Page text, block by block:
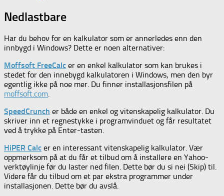
Nedlastbare
Har du behov for en kalkulator som er annerledes enn den
innbygd i Windows? Dette er noen alternativer:
Moffsoft FreeCalc er en enkel kalkulator som kan brukes i
stedet for den innebygd kalkulatoren i Windows, men den byr
egentlig ikke på noe mer. Du finner installasjonsfilen på
moffsoft.com.
SpeedCrunch er både en enkel og vitenskapelig kalkulator. Du
skriver inn et regnestykke i programvinduet og får resultatet
ved å trykke på Enter-tasten.
HiPER Calc er en interessant vitenskapelig kalkulator. Vær
oppmerksom på at du får et tilbud om å installere en Yahoo-
verktøylinje før du laster ned filen. Dette bør du si nei (Skip) til.
Videre får du tilbud om et par ekstra programmer under
installasjonen. Dette bør du avslå.